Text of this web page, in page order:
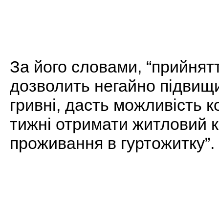
За його словами,
дозволить негайно
гривні, дасть можливість
тижні отримати житловий
проживання в гуртожитку”.